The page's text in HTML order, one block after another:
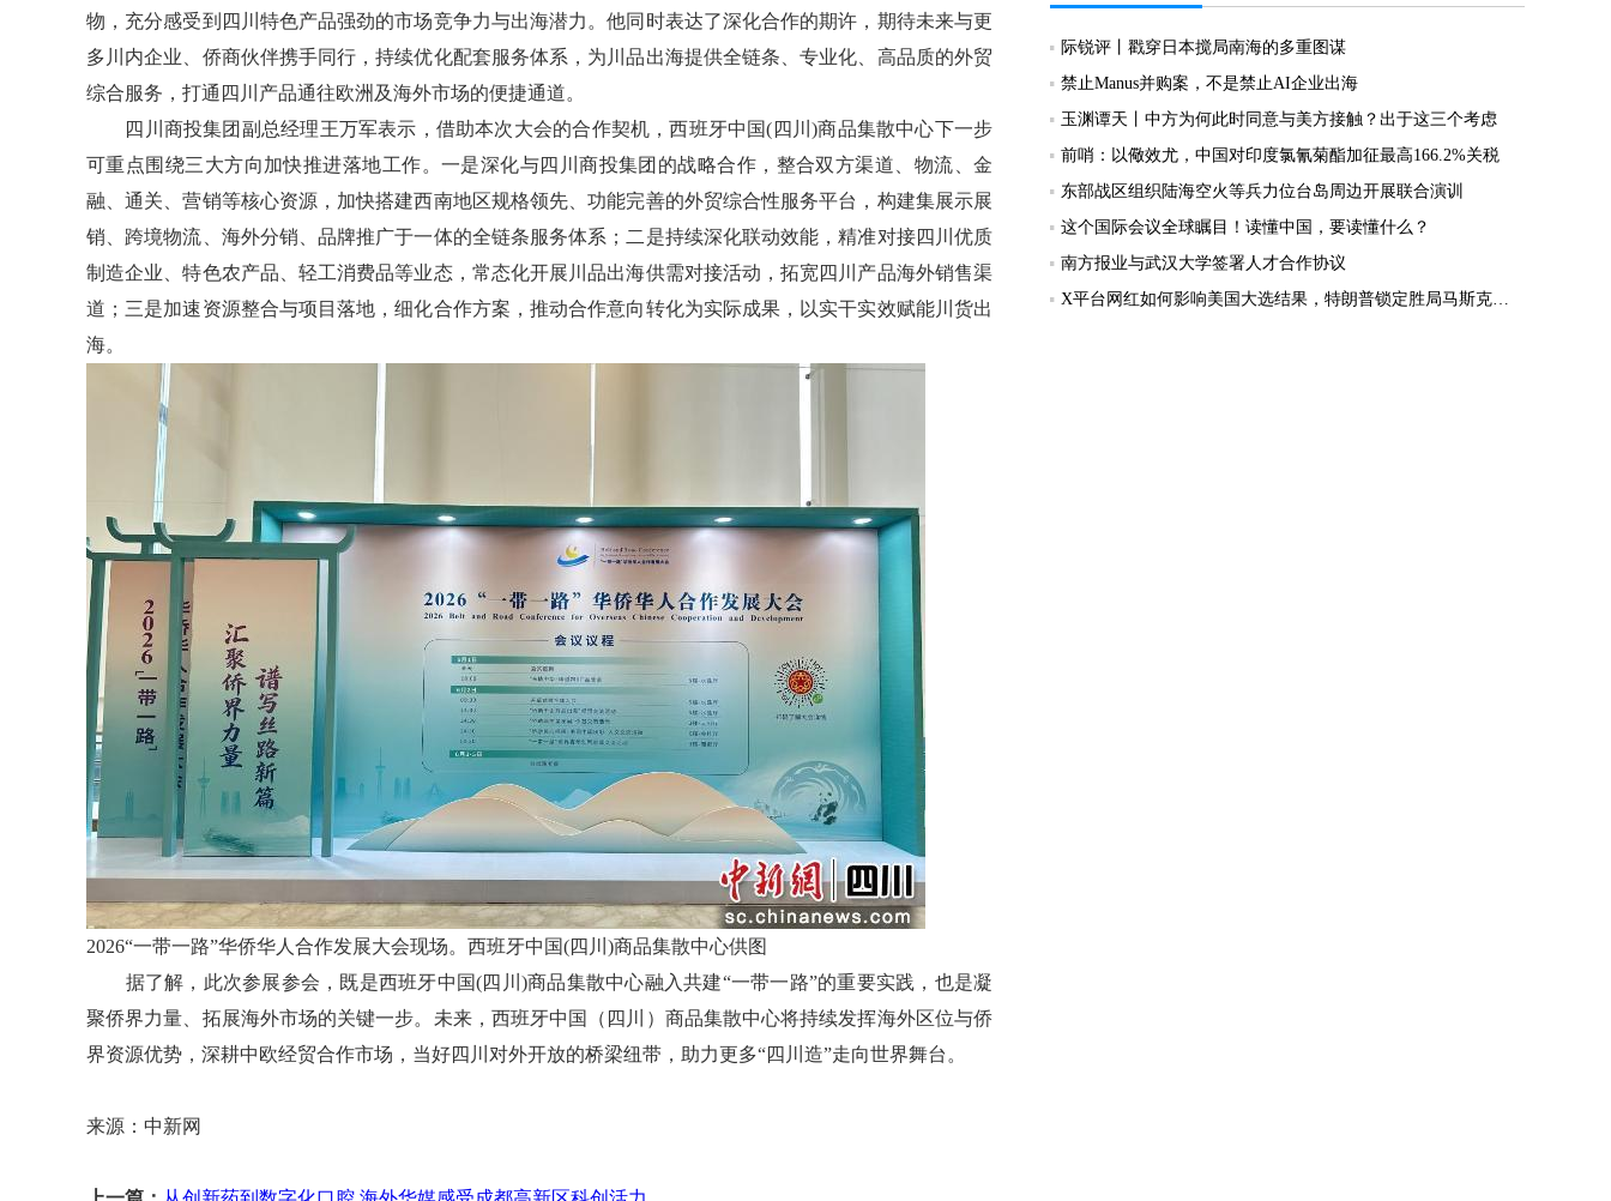
物，充分感受到四川特色产品强劲的市场竞争力与出海潜力。他同时表达了深化合作的期许，期待未来与更
多川内企业、侨商伙伴携手同行，持续优化配套服务体系，为川品出海提供全链条、专业化、高品质的外贸
综合服务，打通四川产品通往欧洲及海外市场的便捷通道。
四川商投集团副总经理王万军表示，借助本次大会的合作契机，西班牙中国(四川)商品集散中心下一步
可重点围绕三大方向加快推进落地工作。一是深化与四川商投集团的战略合作，整合双方渠道、物流、金
融、通关、营销等核心资源，加快搭建西南地区规格领先、功能完善的外贸综合性服务平台，构建集展示展
销、跨境物流、海外分销、品牌推广于一体的全链条服务体系；二是持续深化联动效能，精准对接四川优质
制造企业、特色农产品、轻工消费品等业态，常态化开展川品出海供需对接活动，拓宽四川产品海外销售渠
道；三是加速资源整合与项目落地，细化合作方案，推动合作意向转化为实际成果，以实干实效赋能川货出
海。
2026“一带一路”华侨华人合作发展大会现场。西班牙中国(四川)商品集散中心供图
据了解，此次参展参会，既是西班牙中国(四川)商品集散中心融入共建“一带一路”的重要实践，也是凝
聚侨界力量、拓展海外市场的关键一步。未来，西班牙中国（四川）商品集散中心将持续发挥海外区位与侨
界资源优势，深耕中欧经贸合作市场，当好四川对外开放的桥梁纽带，助力更多“四川造”走向世界舞台。
来源：中新网
际锐评丨戳穿日本搅局南海的多重图谋
禁止Manus并购案，不是禁止AI企业出海
玉渊谭天丨中方为何此时同意与美方接触？出于这三个考虑
前哨：以儆效尤，中国对印度氯氰菊酯加征最高166.2%关税
东部战区组织陆海空火等兵力位台岛周边开展联合演训
这个国际会议全球瞩目！读懂中国，要读懂什么？
南方报业与武汉大学签署人才合作协议
X平台网红如何影响美国大选结果，特朗普锁定胜局马斯克功不可没